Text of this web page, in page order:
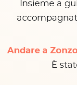
Insieme a
Andare a
È